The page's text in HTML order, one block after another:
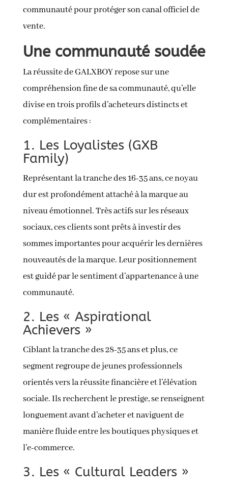
communauté pour protéger son canal officiel de
vente.
Une communauté soudée
La réussite de GALXBOY repose sur une
compréhension fine de sa communauté, qu’elle
divise en trois profils d’acheteurs distincts et
complémentaires :
1. Les Loyalistes (GXB
Family)
Représentant la tranche des 16-35 ans, ce noyau
dur est profondément attaché à la marque au
niveau émotionnel. Très actifs sur les réseaux
sociaux, ces clients sont prêts à investir des
sommes importantes pour acquérir les dernières
nouveautés de la marque. Leur positionnement
est guidé par le sentiment d’appartenance à une
communauté.
2. Les « Aspirational
Achievers »
Ciblant la tranche des 28-35 ans et plus, ce
segment regroupe de jeunes professionnels
orientés vers la réussite financière et l’élévation
sociale. Ils recherchent le prestige, se renseignent
longuement avant d’acheter et naviguent de
manière fluide entre les boutiques physiques et
l’e-commerce.
3. Les « Cultural Leaders »